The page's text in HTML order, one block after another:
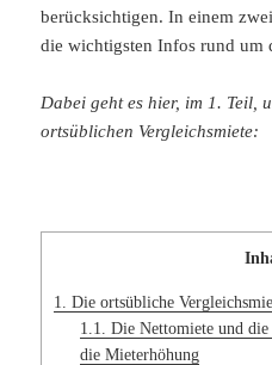
berücksichtigen. In einem
die wichtigsten Infos rund um
Dabei geht es hier, im 1. Teil,
ortsüblichen Vergleichsmiete:
1.
Die ortsübliche
1.1.
Die Nettomiete und
die Mieterhöhung